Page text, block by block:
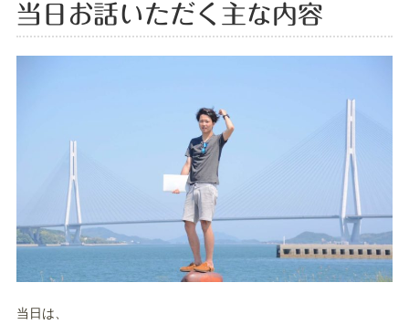
当日お話いただく主な内容
当日は、